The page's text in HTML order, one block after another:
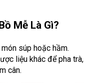
Mễ Là Gì?
súp hoặc hầm.
liệu khác để pha trà,
cân.